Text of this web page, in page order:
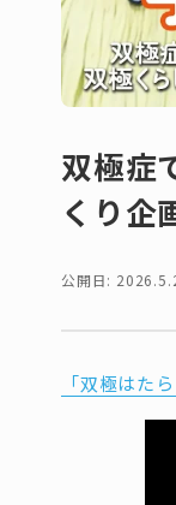
双極症
くり企
公開日:
「双極はた